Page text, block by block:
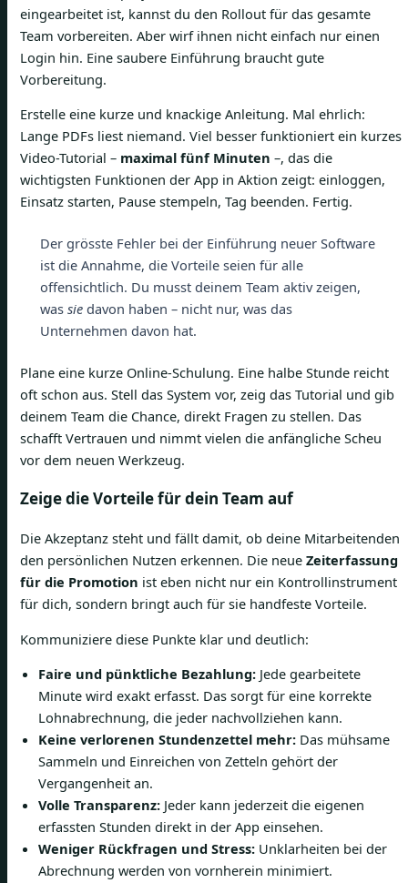
eingearbeitet ist, kannst du den Rollout für das gesamte
Team vorbereiten. Aber wirf ihnen nicht einfach nur einen
Login hin. Eine saubere Einführung braucht gute
Vorbereitung.
Erstelle eine kurze und knackige Anleitung. Mal ehrlich:
Lange PDFs liest niemand. Viel besser funktioniert ein kurzes
Video-Tutorial – maximal fünf Minuten –, das die
wichtigsten Funktionen der App in Aktion zeigt: einloggen,
Einsatz starten, Pause stempeln, Tag beenden. Fertig.
Der grösste Fehler bei der Einführung neuer Software
ist die Annahme, die Vorteile seien für alle
offensichtlich. Du musst deinem Team aktiv zeigen,
was siedavon haben – nicht nur, was das
Unternehmen davon hat.
Plane eine kurze Online-Schulung. Eine halbe Stunde reicht
oft schon aus. Stell das System vor, zeig das Tutorial und gib
deinem Team die Chance, direkt Fragen zu stellen. Das
schafft Vertrauen und nimmt vielen die anfängliche Scheu
vor dem neuen Werkzeug.
Zeige die Vorteile für dein Team auf
Die Akzeptanz steht und fällt damit, ob deine Mitarbeitenden
den persönlichen Nutzen erkennen. Die neue Zeiterfassung
für die Promotion ist eben nicht nur ein Kontrollinstrument
für dich, sondern bringt auch für sie handfeste Vorteile.
Kommuniziere diese Punkte klar und deutlich:
Faire und pünktliche Bezahlung: Jede gearbeitete
Minute wird exakt erfasst. Das sorgt für eine korrekte
Lohnabrechnung, die jeder nachvollziehen kann.
Keine verlorenen Stundenzettel mehr: Das mühsame
Sammeln und Einreichen von Zetteln gehört der
Vergangenheit an.
Volle Transparenz: Jeder kann jederzeit die eigenen
erfassten Stunden direkt in der App einsehen.
Weniger Rückfragen und Stress: Unklarheiten bei der
Abrechnung werden von vornherein minimiert.